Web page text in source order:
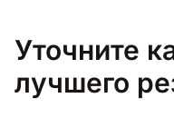
Уточните
лучшего